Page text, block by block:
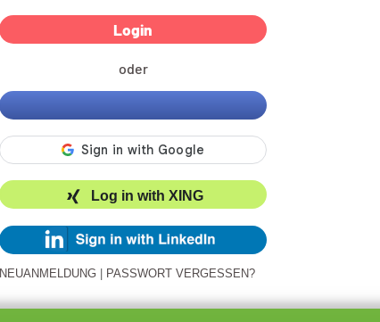
oder
Log in with XING
NEUANMELDUNG PASSWORT VERGESSEN?